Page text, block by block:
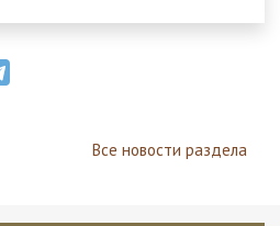
Все новости раздела